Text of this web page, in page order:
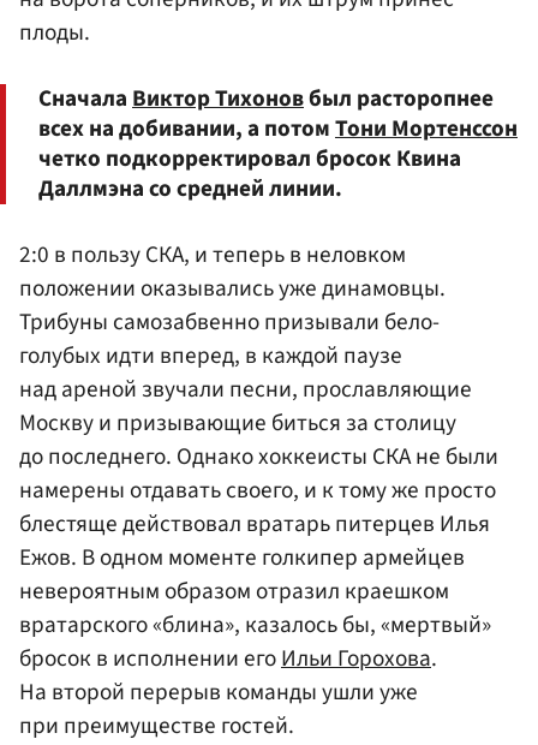
плоды.
СначалаВиктор Тихоновбыл расторопнее
всех на добивании, а потомТони Мортенссон
четко подкорректировал бросок Квина
Даллмэна со средней линии.
2:0 в пользу СКА, и теперь в неловком
положении оказывались уже динамовцы.
Трибуны самозабвенно призывали бело-
голубых идти вперед, в каждой паузе
над ареной звучали песни, прославляющие
Москву и призывающие биться за столицу
до последнего. Однако хоккеисты СКА не были
намерены отдавать своего, и к тому же просто
блестяще действовал вратарь питерцев Илья
Ежов. В одном моменте голкипер армейцев
невероятным образом отразил краешком
вратарского «блина», казалось бы, «мертвый»
бросок в исполнении егоИльи Горохова.
На второй перерыв команды ушли уже
при преимуществе гостей.